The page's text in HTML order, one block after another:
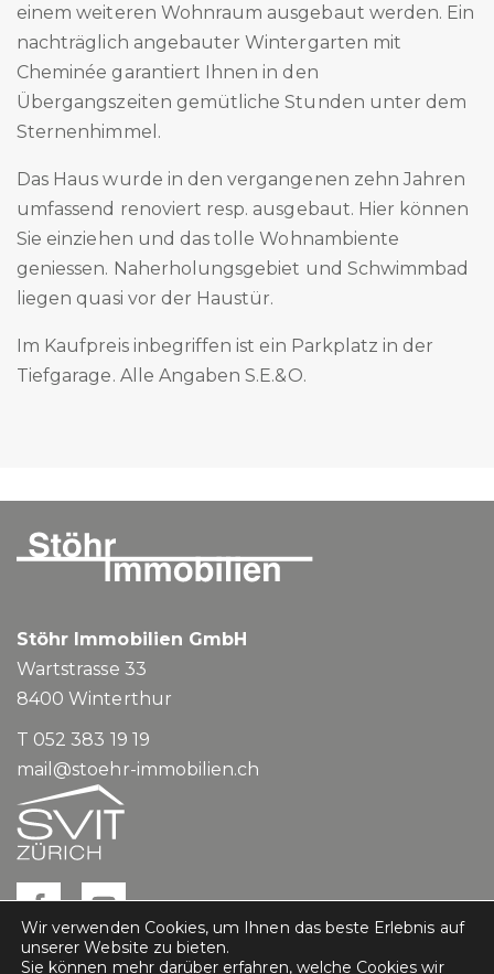
einem weiteren Wohnraum ausgebaut werden. Ein
nachträglich angebauter Wintergarten mit
Cheminée garantiert Ihnen in den
Übergangszeiten gemütliche Stunden unter dem
Sternenhimmel.
Das Haus wurde in den vergangenen zehn Jahren
umfassend renoviert resp. ausgebaut. Hier können
Sie einziehen und das tolle Wohnambiente
geniessen. Naherholungsgebiet und Schwimmbad
liegen quasi vor der Haustür.
Im Kaufpreis inbegriffen ist ein Parkplatz in der
Tiefgarage. Alle Angaben S.E.&O.
Stöhr Immobilien GmbH
Wartstrasse 33
8400Winterthur
T 052 383 19 19
mail@stoehr-immobilien.ch
Wir verwenden Cookies, um Ihnen das beste Erlebnis auf
unserer Website zu bieten.
Sie können mehr darüber erfahren, welche Cookies wir